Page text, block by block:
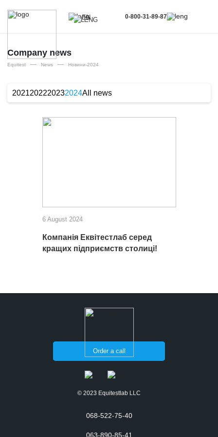
EN
RU
0-800-31-89-87
Company news
Equitest — News — Новини-2024
2021202220232024All news
6 August 2024
Компанія Еквітестлаб серед
кращих підприємств столиці!
Order a call
© 2023 Equitestlab LLC
068-522-75-40
063-890-85-41